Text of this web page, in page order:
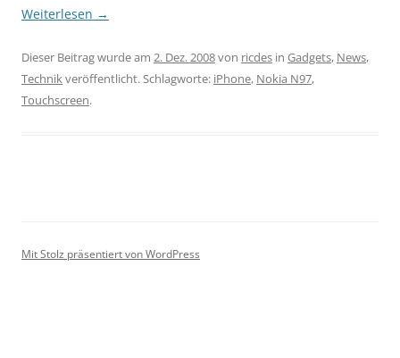
Weiterlesen →
Dieser Beitrag wurde am 2. Dez. 2008von ricdes in Gadgets, News,
Technikveröffentlicht. Schlagworte: iPhone, Nokia N97,
Touchscreen.
Mit Stolz präsentiert von WordPress